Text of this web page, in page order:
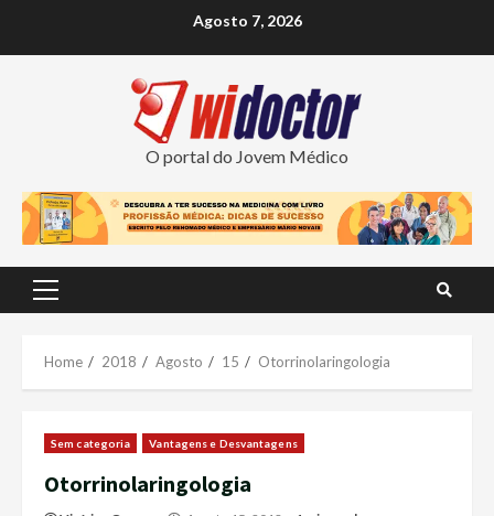
Agosto 7, 2026
O portal do Jovem Médico
Primary
Home 2018 Agosto 15 Otorrinolaringologia
Sem categoria Vantagens e Desvantagens
Otorrinolaringologia